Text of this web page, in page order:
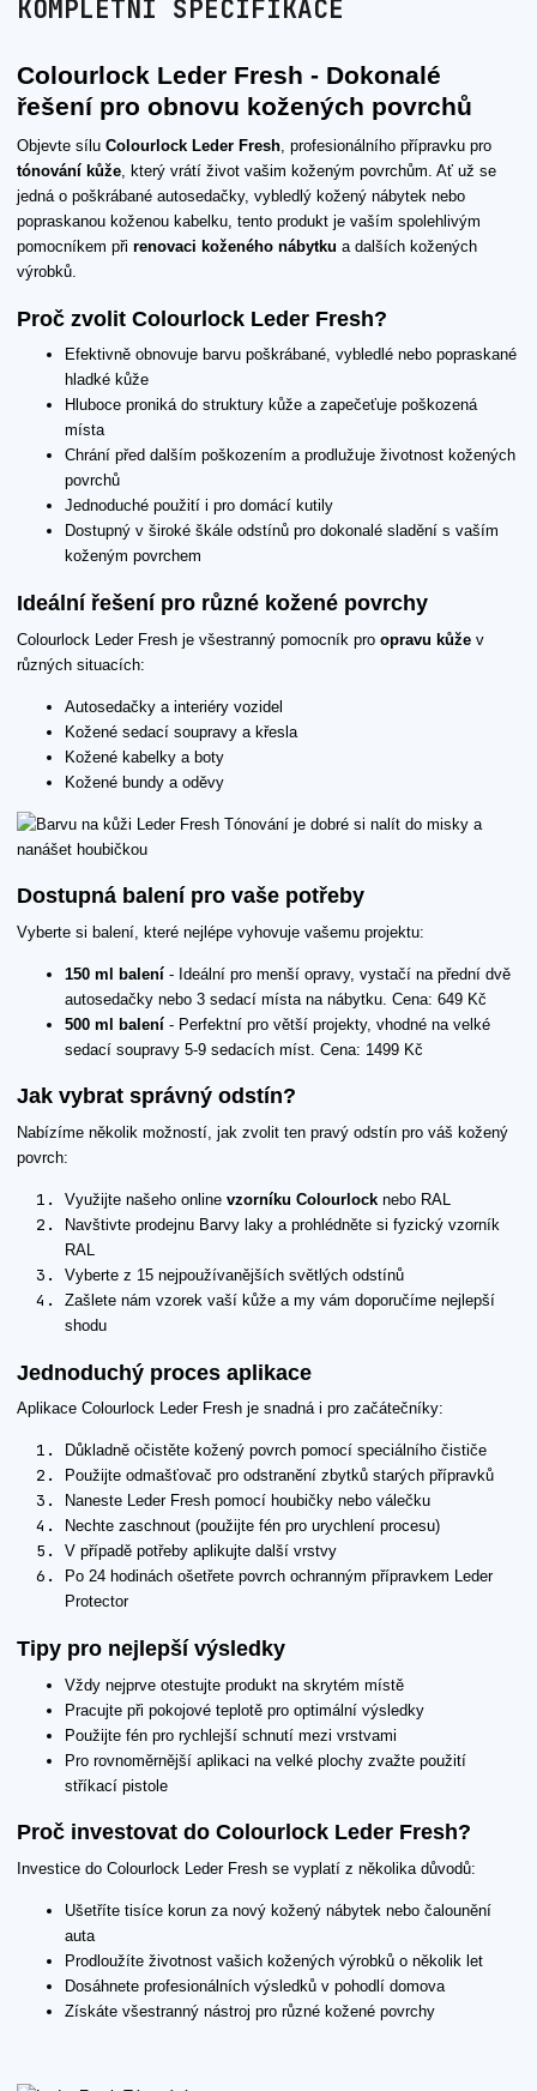
KOMPLETNÍ SPECIFIKACE
Colourlock Leder Fresh - Dokonalé
řešení pro obnovu kožených povrchů
Objevte sílu Colourlock Leder Fresh, profesionálního přípravku pro
tónování kůže, který vrátí život vašim koženým povrchům. Ať už se
jedná o poškrábané autosedačky, vybledlý kožený nábytek nebo
popraskanou koženou kabelku, tento produkt je vaším spolehlivým
pomocníkem při renovaci koženého nábytku a dalších kožených
výrobků.
Proč zvolit Colourlock Leder Fresh?
Efektivně obnovuje barvu poškrábané, vybledlé nebo popraskané
hladké kůže
Hluboce proniká do struktury kůže a zapečeťuje poškozená
místa
Chrání před dalším poškozením a prodlužuje životnost kožených
povrchů
Jednoduché použití i pro domácí kutily
Dostupný v široké škále odstínů pro dokonalé sladění s vaším
koženým povrchem
Ideální řešení pro různé kožené povrchy
Colourlock Leder Fresh je všestranný pomocník pro opravu kůže v
různých situacích:
Autosedačky a interiéry vozidel
Kožené sedací soupravy a křesla
Kožené kabelky a boty
Kožené bundy a oděvy
Dostupná balení pro vaše potřeby
Vyberte si balení, které nejlépe vyhovuje vašemu projektu:
150 ml balení - Ideální pro menší opravy, vystačí na přední dvě
autosedačky nebo 3 sedací místa na nábytku. Cena: 649 Kč
500 ml balení - Perfektní pro větší projekty, vhodné na velké
sedací soupravy 5-9 sedacích míst. Cena: 1499 Kč
Jak vybrat správný odstín?
Nabízíme několik možností, jak zvolit ten pravý odstín pro váš kožený
povrch:
Využijte našeho online vzorníku Colourlock nebo RAL
Navštivte prodejnu Barvy laky a prohlédněte si fyzický vzorník
RAL
Vyberte z 15 nejpoužívanějších světlých odstínů
Zašlete nám vzorek vaší kůže a my vám doporučíme nejlepší
shodu
Jednoduchý proces aplikace
Aplikace Colourlock Leder Fresh je snadná i pro začátečníky:
Důkladně očistěte kožený povrch pomocí speciálního čističe
Použijte odmašťovač pro odstranění zbytků starých přípravků
Naneste Leder Fresh pomocí houbičky nebo válečku
Nechte zaschnout (použijte fén pro urychlení procesu)
V případě potřeby aplikujte další vrstvy
Po 24 hodinách ošetřete povrch ochranným přípravkem Leder
Protector
Tipy pro nejlepší výsledky
Vždy nejprve otestujte produkt na skrytém místě
Pracujte při pokojové teplotě pro optimální výsledky
Použijte fén pro rychlejší schnutí mezi vrstvami
Pro rovnoměrnější aplikaci na velké plochy zvažte použití
stříkací pistole
Proč investovat do Colourlock Leder Fresh?
Investice do Colourlock Leder Fresh se vyplatí z několika důvodů:
Ušetříte tisíce korun za nový kožený nábytek nebo čalounění
auta
Prodloužíte životnost vašich kožených výrobků o několik let
Dosáhnete profesionálních výsledků v pohodlí domova
Získáte všestranný nástroj pro různé kožené povrchy